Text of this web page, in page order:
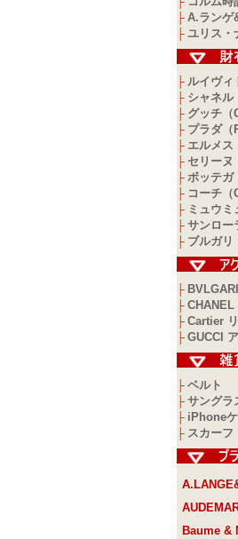
├ A.ランゲ
├ ユリス・
├ ルイヴィ
├ シャネル
├ グッチ（
├ プラダ（
├ エルメス
├ セリーヌ
├ ボッテガ
├ コーチ（
├ ミュウミ
├ サンロー
├ ブルガリ
├
├ CHANEL
├ Cartier
├ GUCCI
├ ベルト
├ サングラ
├ iPhone
├ スカーフ
Baume &